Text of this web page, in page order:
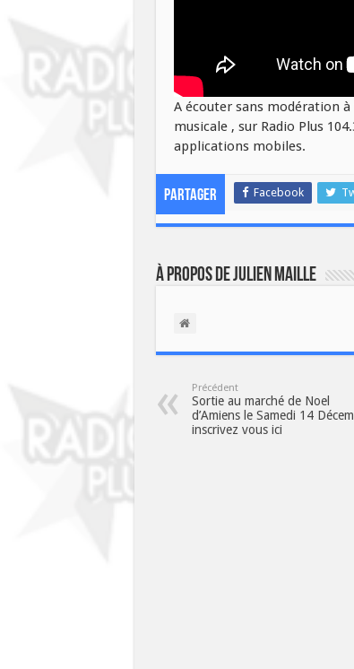
A écouter sans modération à
musicale , sur Radio Plus
applications mobiles.
Partager Facebook
À propos de Julien Maille
Précédent
Sortie au marché de Noel
d’Amiens le Samedi 14
inscrivez vous ici